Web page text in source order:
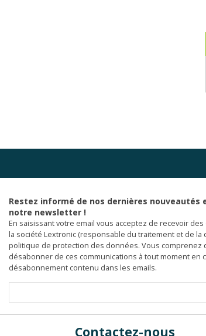
Restez informé de nos dernières nouveautés
notre newsletter !
En saisissant votre email vous acceptez de recevoir
la société Lextronic (responsable du traitement et de la
politique de protection des données. Vous comprenez
désabonner de ces communications à tout moment en
désabonnement contenu dans les emails.
Contactez-nous